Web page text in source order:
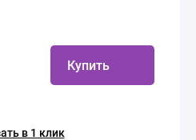
Купить
в 1 клик